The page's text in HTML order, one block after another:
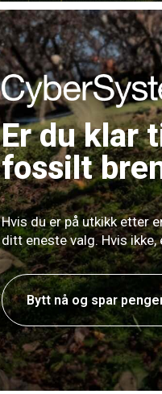
Er du klar
fossilt
Hvis du er på utkikk etter
ditt eneste valg. Hvis
Bytt nå og spar